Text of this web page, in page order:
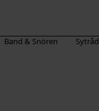
Band & Snören Sytråd